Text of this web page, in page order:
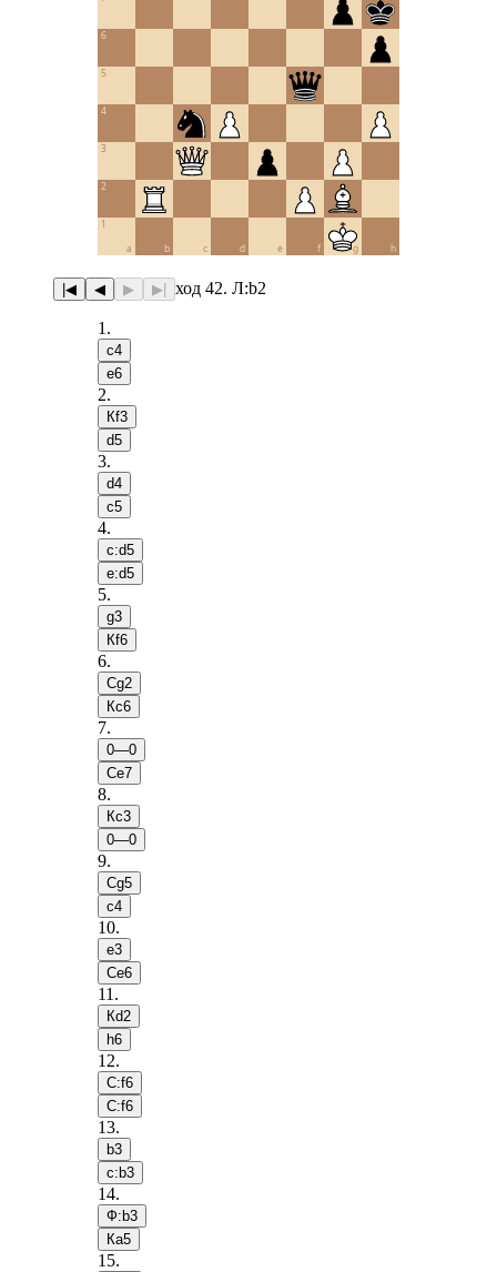
a b c d e f g h
1
2
3
4
5
6
|◀ ◀ ▶ ▶| ход 42. Л:b2
1 .
c4
e6
2.
Кf3
d5
3.
d4
c5
4.
c:d5
e:d5
5.
g3
Кf6
6.
Сg2
Кc6
7.
0—0
Сe7
8.
Кc3
0—0
9.
Сg5
c4
10.
e3
Сe6
11 .
Кd2
h6
12.
С:f6
С:f6
13.
b3
c:b3
14.
Ф:b3
Кa5
15.